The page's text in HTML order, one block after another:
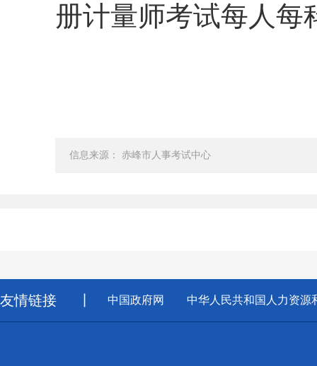
册计量师考试每人每
信息来源： 赤峰市人事考试中心
友情链接 中国政府网 中华人民共和国人力资源